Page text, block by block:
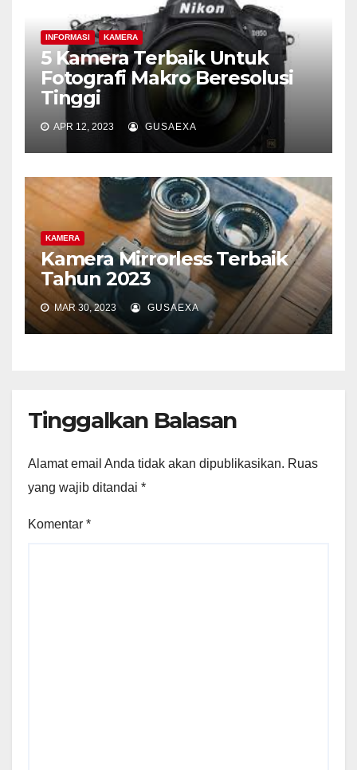
INFORMASI KAMERA
5 Kamera Terbaik Untuk
Fotografi Makro Beresolusi
Tinggi
APR 12, 2023 GUSAEXA
KAMERA
Kamera Mirrorless Terbaik
Tahun 2023
MAR 30, 2023 GUSAEXA
Tinggalkan Balasan
Alamat email Anda tidak akan dipublikasikan. Ruas
yang wajib ditandai *
Komentar *